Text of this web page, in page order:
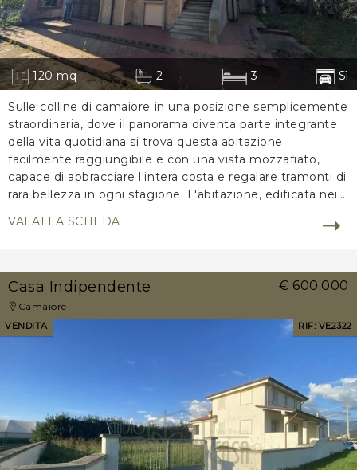
120 mq 2 3 Sì
Sulle colline di camaiore in una posizione semplicemente
straordinaria, dove il panorama diventa parte integrante
della vita quotidiana si trova questa abitazione
facilmente raggiungibile e con una vista mozzafiato,
capace di abbracciare l'intera costa e regalare tramonti di
rara bellezza in ogni stagione. L'abitazione, edificata nei
120 mq ed offre interessanti possibilità di ampliamento,
della proprietà. Al piano ter. . .
VAI ALLA SCHEDA
Casa Indipendente € 600.000
Camaiore
VENDITA RIF: VE2322